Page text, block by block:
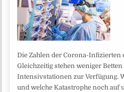
Die Zahlen der Corona-Infizierten
Gleichzeitig stehen weniger Betten
Intensivstationen zur Verfügung.
und welche Katastrophe noch auf